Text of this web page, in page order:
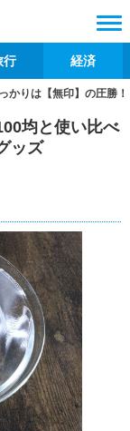
行 経済
かりは【無印】の圧勝
均と使い比べ
ッズ